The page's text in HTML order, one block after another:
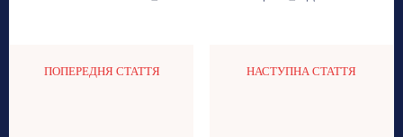
ПОПЕРЕДНЯ СТАТТЯ НАСТУПНА СТАТТЯ